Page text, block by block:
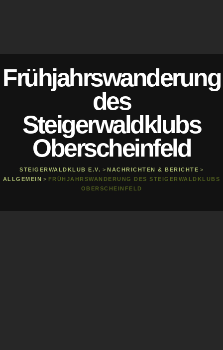
Frühjahrswanderung
des
Steigerwaldklubs
Oberscheinfeld
STEIGERWALDKLUB E.V. >NACHRICHTEN & BERICHTE >
ALLGEMEIN > FRÜHJAHRSWANDERUNG DES STEIGERWALDKLUBS
OBERSCHEINFELD